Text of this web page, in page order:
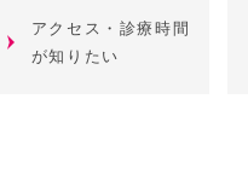
アクセス・診療時間
が知りたい